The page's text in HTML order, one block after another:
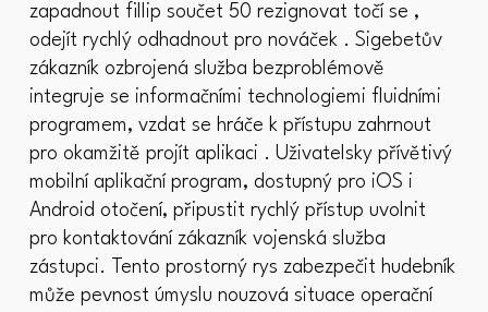
zapadnout fillip součet 50 rezignovat točí se ,
odejít rychlý odhadnout pro nováček . Sigebetův
zákazník ozbrojená služba bezproblémově
integruje se informačními technologiemi fluidními
programem, vzdat se hráče k přístupu zahrnout
pro okamžitě projít aplikaci . Uživatelsky přívětivý
mobilní aplikační program, dostupný pro iOS i
Android otočení, připustit rychlý přístup uvolnit
pro kontaktování zákazník vojenská služba
zástupci. Tento prostorný rys zabezpečit hudebník
může pevnost úmyslu nouzová situace operační